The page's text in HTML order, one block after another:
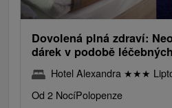
Dovolená plná zdraví:
dárek v podobě
Hotel Alexandra ★★★
Od 2 NocíPolopenze